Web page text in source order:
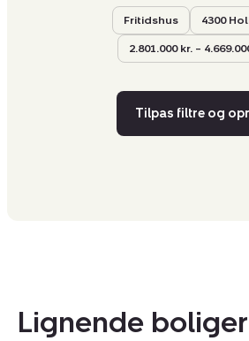
Fritidshus 4300
2.801.000 kr. –
Tilpas filtre og
Lignende boliger